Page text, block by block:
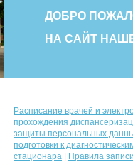
ДОБРО
НА САЙТ
Расписание врачей и
прохождения
защиты персональных
подготовки к
стационара
Правила